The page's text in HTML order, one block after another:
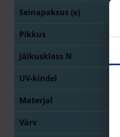
Seinapaksus (e)
Pikkus
Jäikusklass N
UV-kindel
Materjal
Värv